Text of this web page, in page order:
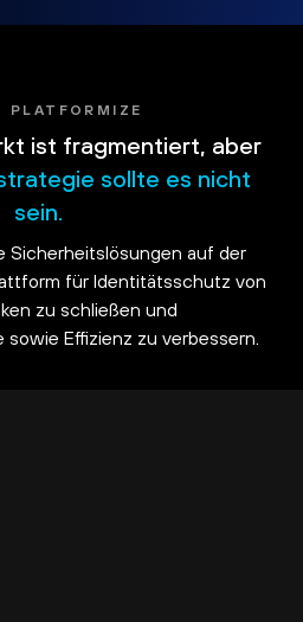
PLATFORMIZE
ist fragmentiert, aber
sollte es nicht
sein.
Sicherheitslösungen auf der
für Identitätsschutz von
zu schließen und
Effizienz zu verbessern.